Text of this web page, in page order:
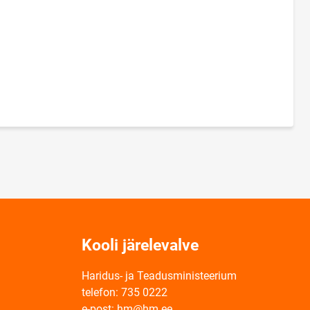
Kooli järelevalve
Haridus- ja Teadusministeerium
telefon: 735 0222